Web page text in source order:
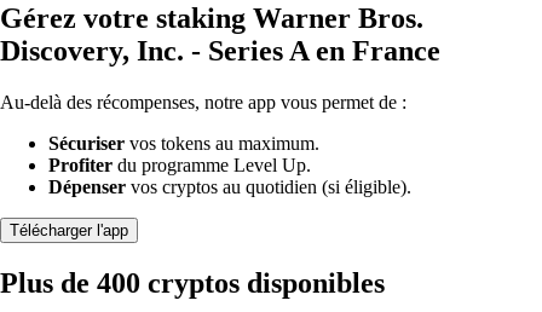
Gérez votre staking Warner Bros.
Discovery, Inc. - Series A en France
Au-delà des récompenses, notre app vous permet de :
Sécuriser vos tokens au maximum.
Profiter du programme Level Up.
Dépenser vos cryptos au quotidien (si éligible).
Télécharger l'app
Plus de 400 cryptos disponibles